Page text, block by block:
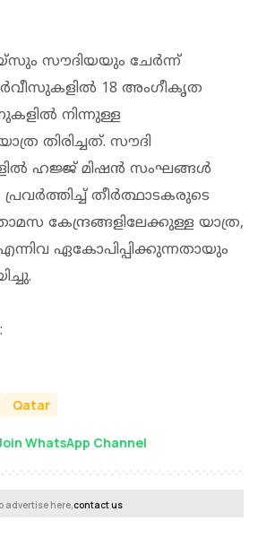
സൗദിയയും ചേര്‍ന്ന്
18 അംഗീകൃത
നിന്നുള്ള
തിരിച്ചത്. സൗദി
ഹജ്ജ് മിഷന്‍ സംഘങ്ങള്‍
തീര്‍ത്ഥാടകരുടെ
കേന്ദ്രങ്ങളിലേക്കുള്ള യാത്ര,
ഏകോപിപ്പിക്കുന്നതായും
Qatar
WhatsApp Channel
advertise here,contact us